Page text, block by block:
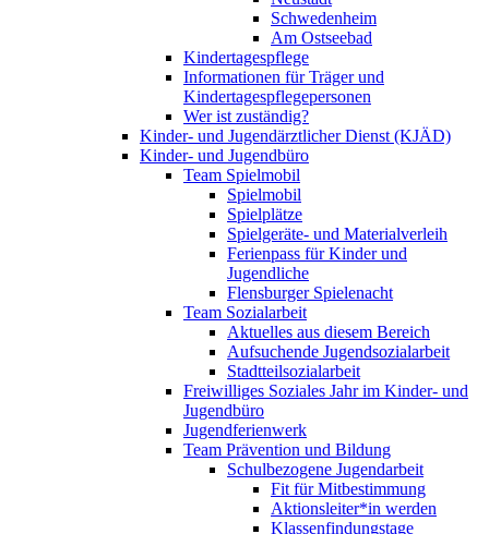
Schwedenheim
Am Ostseebad
Kindertagespflege
Informationen für Träger und
Kindertagespflegepersonen
Wer ist zuständig?
Kinder- und Jugendärztlicher Dienst (KJÄD)
Kinder- und Jugendbüro
Team Spielmobil
Spielmobil
Spielplätze
Spielgeräte- und Materialverleih
Ferienpass für Kinder und
Jugendliche
Flensburger Spielenacht
Team Sozialarbeit
Aktuelles aus diesem Bereich
Aufsuchende Jugendsozialarbeit
Stadtteilsozialarbeit
Freiwilliges Soziales Jahr im Kinder- und
Jugendbüro
Jugendferienwerk
Team Prävention und Bildung
Schulbezogene Jugendarbeit
Fit für Mitbestimmung
Aktionsleiter*in werden
Klassenfindungstage